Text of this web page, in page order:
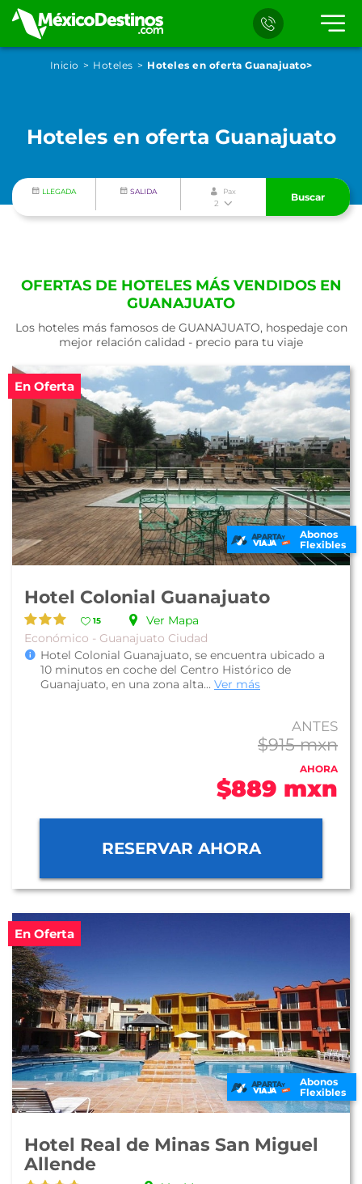
Inicio Hoteles Hoteles en oferta Guanajuato>
Hoteles en oferta Guanajuato
LLEGADA SALIDA Pax
2
Buscar
OFERTAS DE HOTELES MÁS VENDIDOS EN
GUANAJUATO
Los hoteles más famosos de GUANAJUATO, hospedaje con
mejor relación calidad - precio para tu viaje
En Oferta
Abonos
Flexibles
Hotel Colonial Guanajuato
15
Ver Mapa
Económico - Guanajuato Ciudad
Hotel Colonial Guanajuato, se encuentra ubicado a
10 minutos en coche del Centro Histórico de
Guanajuato, en una zona alta... Ver más
ANTES
$915 mxn
AHORA
$889 mxn
RESERVAR AHORA
En Oferta
Abonos
Flexibles
Hotel Real de Minas San Miguel
Allende